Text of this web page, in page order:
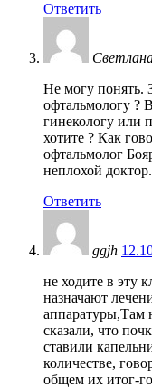
Ответить
Не могу понять.
офтальмологу ?
гинекологу или
хотите ? Как
офтальмолог
неплохой доктор.
Ответить
ggjh
не ходите в эту
назначают
аппаратуры,Там
сказали, что
ставили
количестве,
общем их итог-